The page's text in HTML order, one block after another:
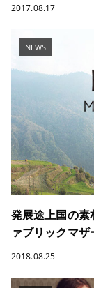
2017.08.17
NEWS
発展途上国の素
ァブリックマザ
2018.08.25